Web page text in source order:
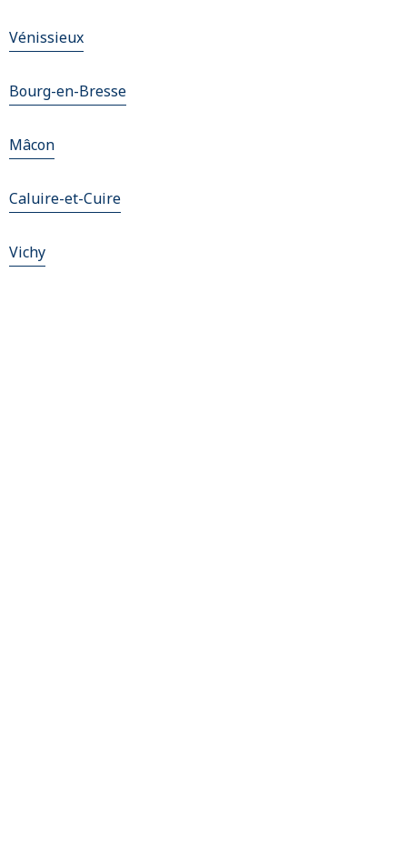
Vénissieux
Bourg-en-Bresse
Mâcon
Caluire-et-Cuire
Vichy